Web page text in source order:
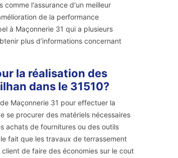
l'assurance d'un meilleur
de la performance
à Maçonnerie 31 qui a plusieurs
plus d’informations concernant
la réalisation des
dans le 31510?
Maçonnerie 31 pour effectuer la
se procurer des matériels nécessaires
achats de fournitures ou des outils
fait que les travaux de terrassement
de faire des économies sur le cout